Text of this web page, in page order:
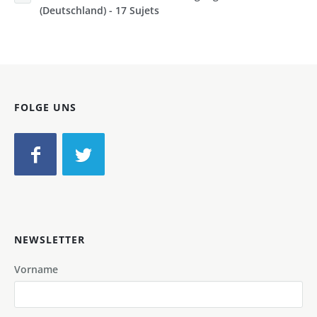
(Deutschland) - 17 Sujets
FOLGE UNS
NEWSLETTER
Vorname